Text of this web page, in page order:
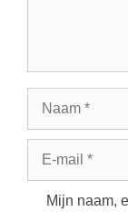
Mijn naam,